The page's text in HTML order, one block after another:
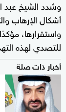
وشدد الشيخ عبد
أشكال الإرهاب
واستقرارها،
للتصدي لهذه
أخبار ذات صلة